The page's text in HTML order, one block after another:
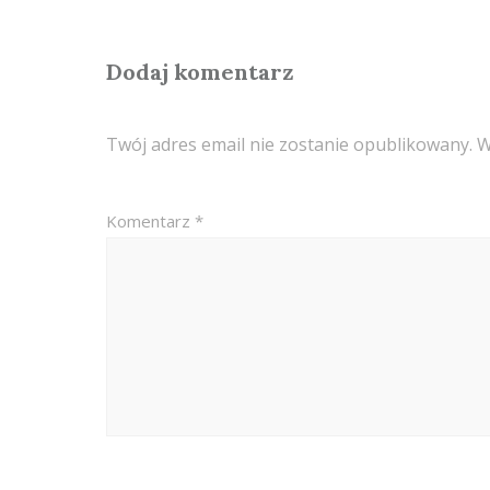
Dodaj komentarz
Twój adres email nie zostanie opublikowany.
Komentarz *